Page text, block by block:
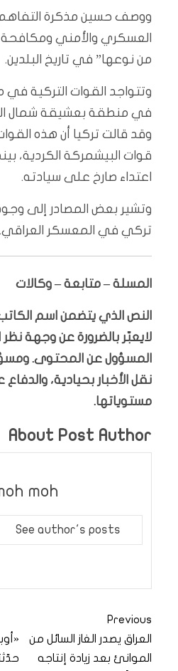
ووصف حسين مذكرة التفاهم
العسكري والأمني ومكافحة
من نوعها” في تاريخ البلدين.
وتتواجد القوات التركية في
وقد قالت تركيا أن هذه
قوات البيشمركة الكردية،
اعتداء صارخ على سيادته.
تركي في المعسكر العراقي.
المسلة – متابعة – وكالات
النص الذي يتضمن اسم الكاتب
لايعبّر بالضرورة عن وجهة
المسؤول عن المحتوى.
نقل الأخبار بحيادية،
مستوياتها.
About Post Author
moh
See author's posts
Previous
العراق يصدر الغاز السائل من
الموانئ بعد زيادة إنتاجه